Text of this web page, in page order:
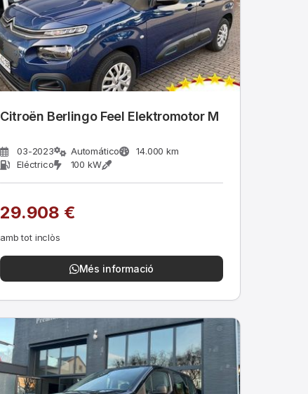
Citroën Berlingo Feel Elektromotor M
03-2023 Automático
14.000 km
Eléctrico
100 kW
29.908 €
amb tot inclòs
Més informació